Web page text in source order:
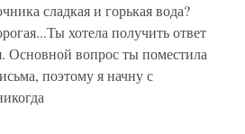
сладкая и горькая вода?
хотела получить ответ
Основной вопрос ты поместила
поэтому я начну с